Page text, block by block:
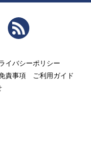
イバシーポリシー
責事項
ご利用ガイド